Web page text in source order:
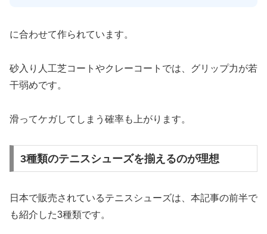
に合わせて作られています。
砂入り人工芝コートやクレーコートでは、グリップ力が若
干弱めです。
滑ってケガしてしまう確率も上がります。
3種類のテニスシューズを揃えるのが理想
日本で販売されているテニスシューズは、本記事の前半で
も紹介した3種類です。